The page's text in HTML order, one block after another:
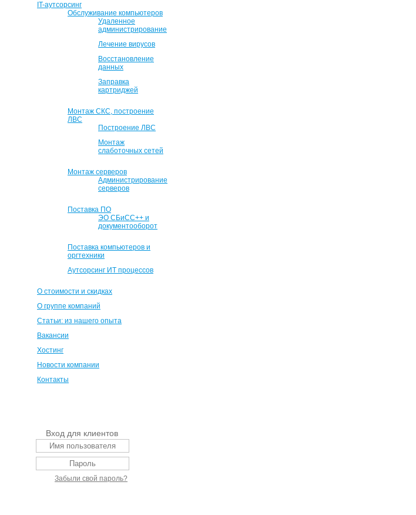
IT-аутсорсинг
Обслуживание компьютеров
Удаленное
администрирование
Лечение вирусов
Восстановление
данных
Заправка
картриджей
Монтаж СКС, построение
ЛВС
Построение ЛВС
Монтаж
слаботочных сетей
Монтаж серверов
Администрирование
серверов
Поставка ПО
ЭО СБиСС++ и
документооборот
Поставка компьютеров и
оргтехники
Аутсорсинг ИТ процессов
О стоимости и скидках
О группе компаний
Статьи: из нашего опыта
Вакансии
Хостинг
Новости компании
Контакты
Вход для клиентов
Забыли свой пароль?